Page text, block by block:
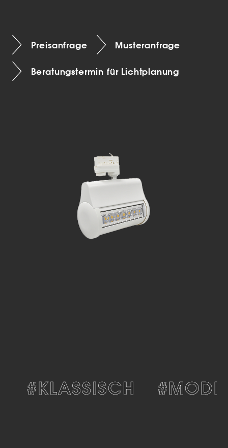
Preisanfrage Musteranfrage
Beratungstermin für Lichtplanung
#KLASSISCH